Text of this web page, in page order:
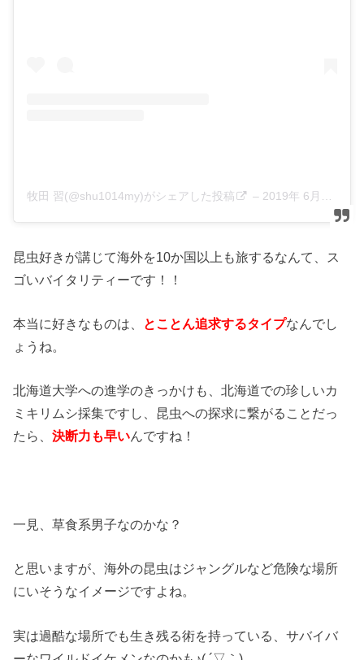
牧田 習(@shu1014my)がシェアした投稿 – 2019年 6月月20日午前7時49分PDT
昆虫好きが講じて海外を10か国以上も旅するなんて、ス
ゴいバイタリティーです！！
本当に好きなものは、 とことん追求するタイプなんでし
ょうね。
北海道大学への進学のきっかけも、北海道での珍しいカ
ミキリムシ採集ですし、昆虫への探求に繋がることだっ
たら、決断力も早いんですね！
一見、草食系男子なのかな？
と思いますが、海外の昆虫はジャングルなど危険な場所
にいそうなイメージですよね。
実は過酷な場所でも生き残る術を持っている、サバイバ